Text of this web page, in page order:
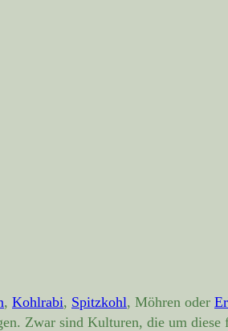
, Kohlrabi, Spitzkohl, Möhren oder
Zwar sind Kulturen, die um